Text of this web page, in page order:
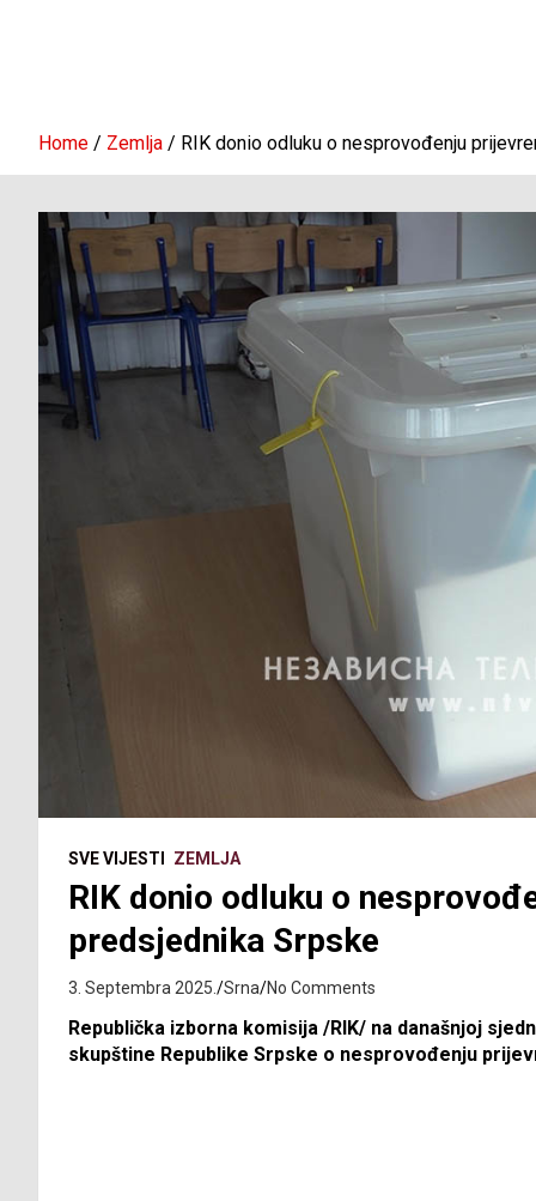
Home Zemlja RIK donio odluku o nesprovođenju
SVE VIJESTI ZEMLJA
RIK donio odluku o
predsjednika Srpske
3. Septembra 2025. Srna No Comments
Republička izborna komisija /RIK/ na današnjoj
skupštine Republike Srpske o nesprovođenju